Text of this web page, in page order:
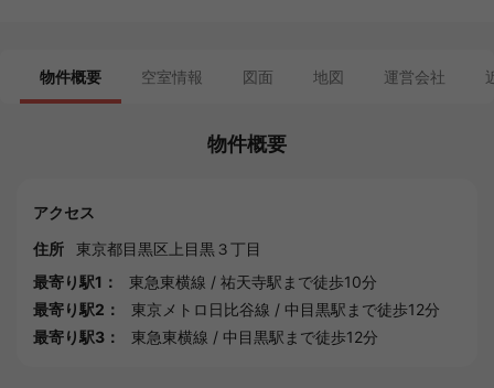
物件概要 空室情報 図面 地図 運営会社
物件概要
アクセス
住所
東京都目黒区 上目黒３丁目
最寄り駅1：
東急東横線 / 祐天寺駅 まで徒歩10分
最寄り駅2：
東京メトロ日比谷線 / 中目黒駅 まで徒歩12分
最寄り駅3：
東急東横線 / 中目黒駅 まで徒歩12分